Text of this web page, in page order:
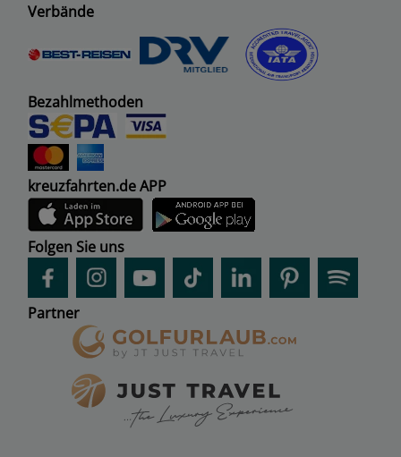
Verbände
Bezahlmethoden
kreuzfahrten.de APP
Folgen Sie uns
Partner